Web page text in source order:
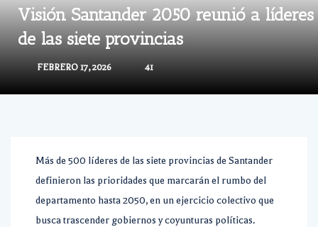
Visión Santander 2050 reunió a líderes
de las siete provincias
FEBRERO 17, 2026 41
Más de 500 líderes de las siete provincias de Santander
definieron las prioridades que marcarán el rumbo del
departamento hasta 2050, en un ejercicio colectivo que
busca trascender gobiernos y coyunturas políticas.